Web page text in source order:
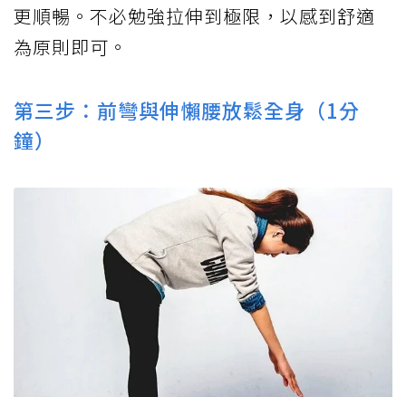
更順暢。不必勉強拉伸到極限，以感到舒適
為原則即可。
第三步：前彎與伸懶腰放鬆全身（1分
鐘）